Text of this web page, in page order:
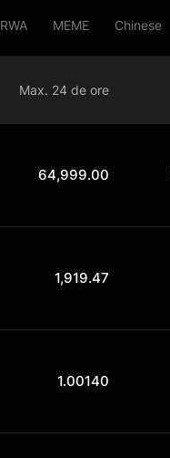
RWA MEME Chinese
Max. 24 de ore
64,999.00
1,919.47
1.00140